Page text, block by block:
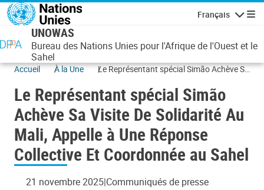
Aller au contenu principal
Français
UNOWAS
Bureau des Nations Unies pour l'Afrique de l'Ouest et le
Sahel
Accueil À la Une
Le Représentant spécial Simão Achève Sa
Réponse Collective Et Coordonnée au
Sahel
Le Représentant spécial Simão
Achève Sa Visite De Solidarité Au
Mali, Appelle à Une Réponse
Collective Et Coordonnée au Sahel
21 novembre 2025 Communiqués de presse